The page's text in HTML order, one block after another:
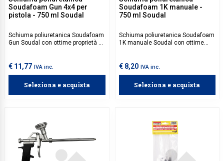
Soudafoam Gun 4x4 per
pistola - 750 ml Soudal
Schiuma poliuretanica Soudafoam
Gun Soudal con ottime proprietà di
nelle costruzioni, come tetti, la
realizzazione di barriere
materiali isolanti.
€ 11,77 IVA inc.
Seleziona e acquista
Soudafoam 1K manuale -
750 ml Soudal
Schiuma poliuretanica Soudafoam
1K manuale Soudal con ottime
per tetti, applicazione di diaframmi
acustici, riempire cavità e per tutte
statici.
€ 8,20 IVA inc.
Seleziona e acquista